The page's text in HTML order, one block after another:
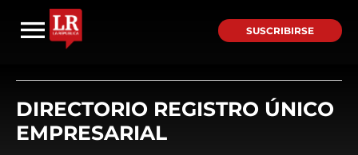
SUSCRIBIRSE
DIRECTORIO REGISTRO ÚNICO
EMPRESARIAL